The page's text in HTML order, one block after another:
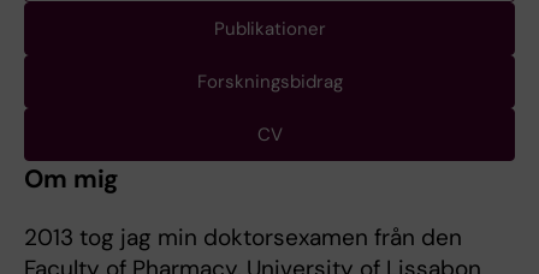
Publikationer
Forskningsbidrag
CV
Om mig
2013 tog jag min doktorsexamen från den
Faculty of Pharmacy, University of Lissabon